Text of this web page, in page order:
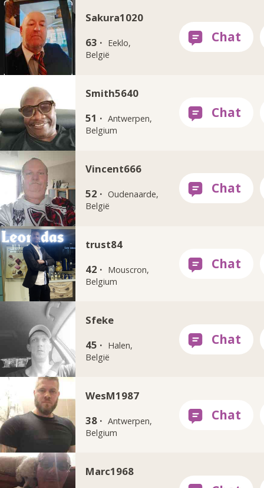
Sakura1020
63 · Eeklo,
België
Smith5640
51 · Antwerpen,
Belgium
Vincent666
52 · Oudenaarde,
België
trust84
42 · Mouscron,
Belgium
Sfeke
45 · Halen,
België
WesM1987
38 · Antwerpen,
Belgium
Marc1968